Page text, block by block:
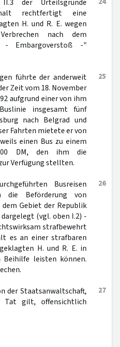
der Urteilsgründe
rechtfertigt eine
H. und R. E. wegen
nach dem
- Embargoverstoß -"
25
führte der anderweit
Zeit vom 18. November
aufgrund einer von ihm
insgesamt fünf
nach Belgrad und
Fahrten mietete er von
einen Bus zu einem
DM, den ihm die
Verfügung stellten.
26
Busreisen
Beförderung von
Gebiet der Republik
(vgl. oben I.2) -
strafbewehrt
es an einer strafbaren
H. und R. E. in
leisten können.
27
der Staatsanwaltschaft,
Tat gilt, offensichtlich